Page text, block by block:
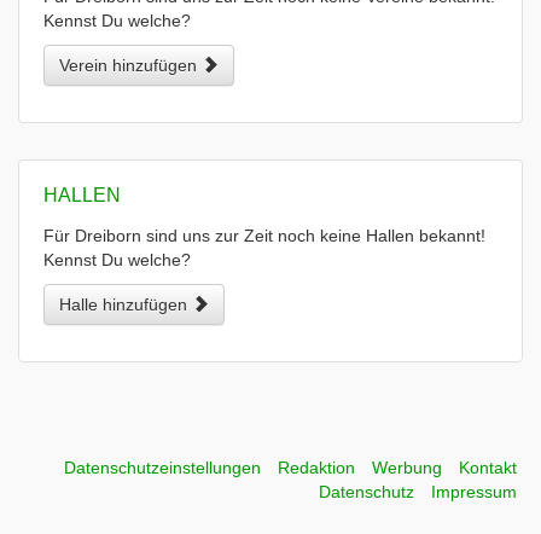
Kennst Du welche?
Verein hinzufügen
HALLEN
Für Dreiborn sind uns zur Zeit noch keine Hallen bekannt!
Kennst Du welche?
Halle hinzufügen
Datenschutzeinstellungen Redaktion Werbung
Kontakt
Datenschutz
Impressum